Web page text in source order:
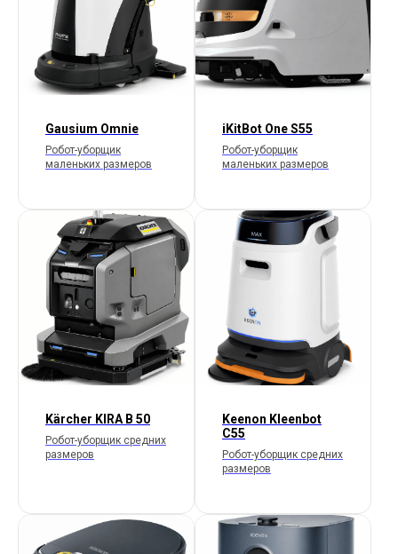
Gausium Omnie
Робот-уборщик
маленьких размеров
iKitBot One S55
Робот-уборщик
маленьких размеров
Kärcher KIRA B 50
Робот-уборщик средних
размеров
Keenon Kleenbot
C55
Робот-уборщик средних
размеров